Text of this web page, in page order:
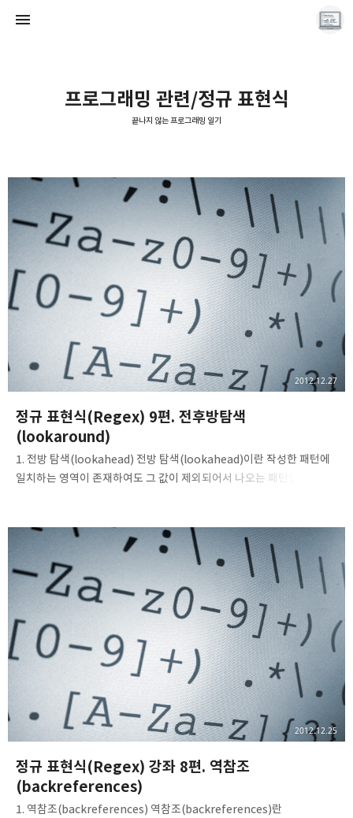
프로그래밍 관련/정규 표현식
끝나지 않는 프로그래밍 일기
정규 표현식(Regex) 9편. 전후방탐색
(lookaround)
2012.12.27
1. 전방 탐색(lookahead) 전방 탐색(lookahead)이란 작성한 패턴에
일치하는 영역이 존재하여도 그 값이 제외되어서 나오는 패턴입니다.
감싸주어야만 합니다. 우선은 한번 보도록 합시다. Reg. Expression:
.+(?=:) Text: http://www.abc.com https://www.abc.com
http://www.abc.net 위에 쓰인 정규 표현식을 살펴보자면, 아무
문자가 한번 이상 연속적으로 등장하고 콜론(:) 문자가 등장하는 문자열
중에서, 콜론(:) 문자는 일치하는 영역에서 제외됩니다. 만약, 전방 탐색
기호를 쓰지 않고 콜론을 그대로..
정규 표현식(Regex) 강좌 8편. 역참조
(backreferences)
2012.12.25
1. 역참조(backreferences) 역참조(backreferences)란
끝나지 않는 프로그래밍 일기
LAYER6AI